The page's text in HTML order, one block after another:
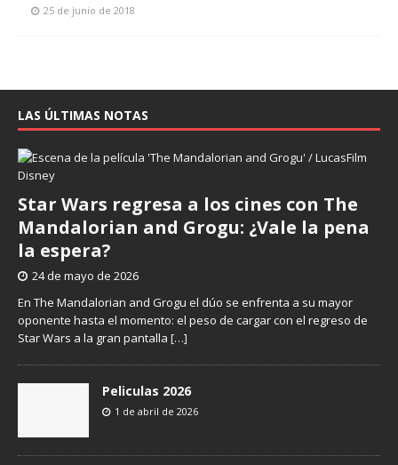
25 de junio de 2018
LAS ÚLTIMAS NOTAS
Star Wars regresa a los cines con The
Mandalorian and Grogu: ¿Vale la pena
la espera?
24 de mayo de 2026
En The Mandalorian and Grogu el dúo se enfrenta a su mayor
oponente hasta el momento: el peso de cargar con el regreso de
Star Wars a la gran pantalla […]
Peliculas 2026
1 de abril de 2026